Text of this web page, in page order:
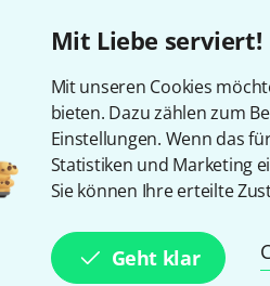
Mit Liebe serviert!
Mit unseren Cookies
bieten. Dazu zählen zum
Einstellungen. Wenn das
Statistiken und Marketing
Sie können Ihre erteilte
Geht klar
20%
KAUFTEN